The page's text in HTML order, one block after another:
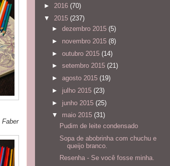
Faber
► 2016 (70)
▼ 2015 (237)
► dezembro 2015 (5)
► novembro 2015 (8)
► outubro 2015 (14)
► setembro 2015 (21)
► agosto 2015 (19)
► julho 2015 (23)
► junho 2015 (25)
▼ maio 2015 (31)
Pudim de leite condensado
Sopa de abobrinha com chuchu e
queijo branco.
Resenha - Se você fosse minha.